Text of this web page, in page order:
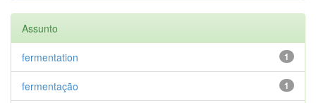
Assunto
1
fermentation
1
fermentação